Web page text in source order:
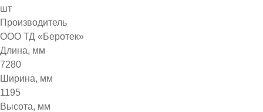
шт
Производитель
ООО ТД «Беротек»
Длина, мм
7280
Ширина, мм
1195
Высота, мм